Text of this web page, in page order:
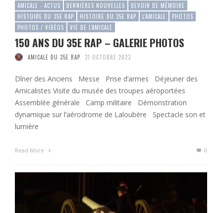
AMICALE - ACTUS DERNIÈRES NOUVELLES
DEVOIR DE MÉMOIRE
HISTOIRE DU 35E RAP
HISTOIRE DU 35E RAP L'AMICALE
PHOTOS
PHOTOS / VIDÉOS
VIE DE L'AMICALE
150 ANS DU 35E RAP – GALERIE PHOTOS
AMICALE DU 35E RAP 31 OCTOBRE 2023
Dîner des Anciens Messe Prise d’armes Déjeuner des
Amicalistes Visite du musée des troupes aéroportées
Assemblée générale Camp militaire Démonstration
dynamique sur l’aérodrome de Laloubère Spectacle son et
lumière
Read More 0